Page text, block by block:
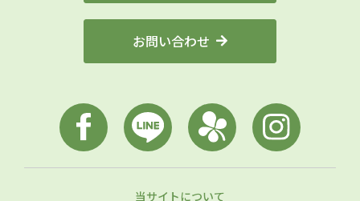
お問い合わせ
当サイトについて